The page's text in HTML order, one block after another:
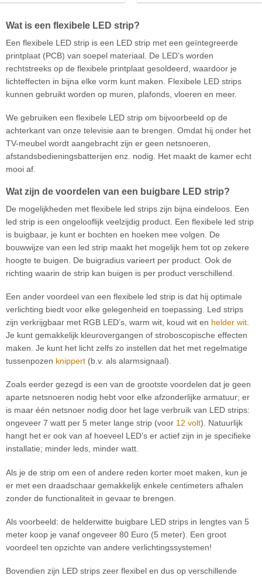
Wat is een flexibele LED strip?
Een flexibele LED strip is een LED strip met een geïntegreerde
printplaat (PCB) van soepel materiaal. De LED’s worden
rechtstreeks op de flexibele printplaat gesoldeerd, waardoor je
lichteffecten in bijna elke vorm kunt maken. Flexibele LED strips
kunnen gebruikt worden op muren, plafonds, vloeren en meer.
We gebruiken een flexibele LED strip om bijvoorbeeld op de
achterkant van onze televisie aan te brengen. Omdat hij onder het
TV-meubel wordt aangebracht zijn er geen netsnoeren,
afstandsbedieningsbatterijen enz. nodig. Het maakt de kamer echt
mooi af.
Wat zijn de voordelen van een buigbare LED strip?
De mogelijkheden met flexibele led strips zijn bijna eindeloos. Een
led strip is een ongelooflijk veelzijdig product. Een flexibele led strip
is buigbaar, je kunt er bochten en hoeken mee volgen. De
bouwwijze van een led strip maakt het mogelijk hem tot op zekere
hoogte te buigen. De buigradius varieert per product. Ook de
richting waarin de strip kan buigen is per product verschillend.
Een ander voordeel van een flexibele led strip is dat hij optimale
verlichting biedt voor elke gelegenheid en toepassing. Led strips
zijn verkrijgbaar met RGB LED’s, warm wit, koud wit en helder wit.
Je kunt gemakkelijk kleurovergangen of stroboscopische effecten
maken. Je kunt het licht zelfs zo instellen dat het met regelmatige
tussenpozen knippert (b.v. als alarmsignaal).
Zoals eerder gezegd is een van de grootste voordelen dat je geen
aparte netsnoeren nodig hebt voor elke afzonderlijke armatuur; er
is maar één netsnoer nodig door het lage verbruik van LED strips:
ongeveer 7 watt per 5 meter lange strip (voor 12 volt). Natuurlijk
hangt het er ook van af hoeveel LED’s er actief zijn in je specifieke
installatie; minder leds, minder watt.
Als je de strip om een of andere reden korter moet maken, kun je
er met een draadschaar gemakkelijk enkele centimeters afhalen
zonder de functionaliteit in gevaar te brengen.
Als voorbeeld: de helderwitte buigbare LED strips in lengtes van 5
meter koop je vanaf ongeveer 80 Euro (5 meter). Een groot
voordeel ten opzichte van andere verlichtingssystemen!
Bovendien zijn LED strips zeer flexibel en dus op verschillende